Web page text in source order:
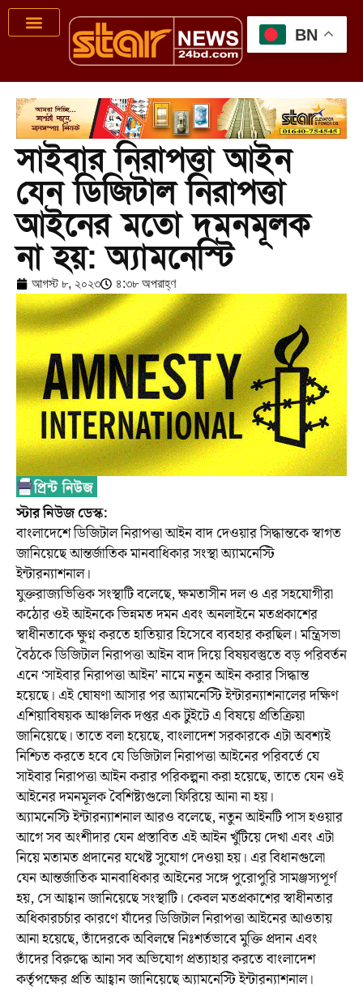
সাইবার নিরাপত্তা আইন
যেন ডিজিটাল নিরাপত্তা
আইনের মতো দমনমূলক
না হয়: অ্যামনেস্টি
আগস্ট ৮, ২০২৩ ৪:৩৮ অপরাহ্ণ
স্টার নিউজ ডেস্ক:
বাংলাদেশে ডিজিটাল নিরাপত্তা আইন বাদ দেওয়ার সিদ্ধান্তকে স্বাগত
জানিয়েছে আন্তর্জাতিক মানবাধিকার সংস্থা অ্যামনেস্টি
ইন্টারন্যাশনাল।
যুক্তরাজ্যভিত্তিক সংস্থাটি বলেছে, ক্ষমতাসীন দল ও এর সহযোগীরা
কঠোর ওই আইনকে ভিন্নমত দমন এবং অনলাইনে মতপ্রকাশের
স্বাধীনতাকে ক্ষুণ্ন করতে হাতিয়ার হিসেবে ব্যবহার করছিল। মন্ত্রিসভা
বৈঠকে ডিজিটাল নিরাপত্তা আইন বাদ দিয়ে বিষয়বস্তুতে বড় পরিবর্তন
এনে ‘সাইবার নিরাপত্তা আইন’ নামে নতুন আইন করার সিদ্ধান্ত
হয়েছে। এই ঘোষণা আসার পর অ্যামনেস্টি ইন্টারন্যাশনালের দক্ষিণ
এশিয়াবিষয়ক আঞ্চলিক দপ্তর এক টুইটে এ বিষয়ে প্রতিক্রিয়া
জানিয়েছে। তাতে বলা হয়েছে, বাংলাদেশ সরকারকে এটা অবশ্যই
নিশ্চিত করতে হবে যে ডিজিটাল নিরাপত্তা আইনের পরিবর্তে যে
সাইবার নিরাপত্তা আইন করার পরিকল্পনা করা হয়েছে, তাতে যেন ওই
আইনের দমনমূলক বৈশিষ্ট্যগুলো ফিরিয়ে আনা না হয়।
অ্যামনেস্টি ইন্টারন্যাশনাল আরও বলেছে, নতুন আইনটি পাস হওয়ার
আগে সব অংশীদার যেন প্রস্তাবিত এই আইন খুঁটিয়ে দেখা এবং এটা
নিয়ে মতামত প্রদানের যথেষ্ট সুযোগ দেওয়া হয়। এর বিধানগুলো
যেন আন্তর্জাতিক মানবাধিকার আইনের সঙ্গে পুরোপুরি সামঞ্জস্যপূর্ণ
হয়, সে আহ্বান জানিয়েছে সংস্থাটি। কেবল মতপ্রকাশের স্বাধীনতার
অধিকারচর্চার কারণে যাঁদের ডিজিটাল নিরাপত্তা আইনের আওতায়
আনা হয়েছে, তাঁদেরকে অবিলম্বে নিঃশর্তভাবে মুক্তি প্রদান এবং
তাঁদের বিরুদ্ধে আনা সব অভিযোগ প্রত্যাহার করতে বাংলাদেশ
কর্তৃপক্ষের প্রতি আহ্বান জানিয়েছে অ্যামনেস্টি ইন্টারন্যাশনাল।
BN